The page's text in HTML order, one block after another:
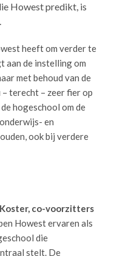
Howest predikt, is
heeft om verder te
aan de instelling om
met behoud van de
terecht – zeer fier op
hogeschool om de
en
ook bij verdere
co-voorzitters
Howest ervaren als
die
stelt. De